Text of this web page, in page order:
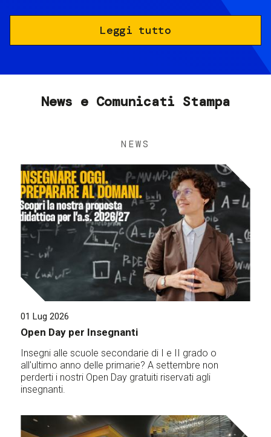
Leggi tutto
News e Comunicati Stampa
NEWS
01 Lug 2026
Open Day per Insegnanti
Insegni alle scuole secondarie di I e II grado o
all'ultimo anno delle primarie? A settembre non
perderti i nostri Open Day gratuiti riservati agli
insegnanti.